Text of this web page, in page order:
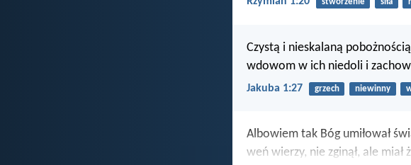
stworzenie siła
Czystą i nieskalaną
wdowom w ich niedoli i
Jakuba 1:27 grzech niewinny
Albowiem tak Bóg umiłował
weń wierzy, nie zginął, ale miał